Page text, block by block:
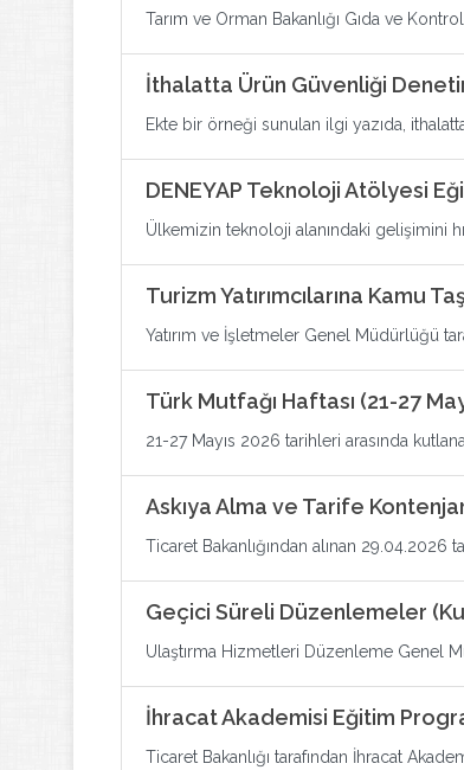
Tarım ve Orman Bakanlığı Gıda ve
İthalatta Ürün Güvenliği
Ekte bir örneği sunulan ilgi yazıda,
DENEYAP Teknoloji Atölyesi
Ülkemizin teknoloji alanındaki gelişimini
Turizm Yatırımcılarına Kamu
Yatırım ve İşletmeler Genel Müdürlüğü
Türk Mutfağı Haftası (21-27
21-27 Mayıs 2026 tarihleri arasında
Askıya Alma ve Tarife
Ticaret Bakanlığından alınan 29.04.2026
Geçici Süreli Düzenlemeler
Ulaştırma Hizmetleri Düzenleme Genel
İhracat Akademisi Eğitim
Ticaret Bakanlığı tarafından İhracat